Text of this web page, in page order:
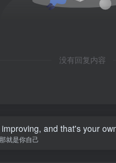
没有回复内容
and that's your
就是你自己